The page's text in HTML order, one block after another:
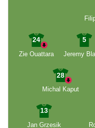
24
Zie Ouattara
5
Jeremy
28
Michal Kaput
13
Jan Grzesik